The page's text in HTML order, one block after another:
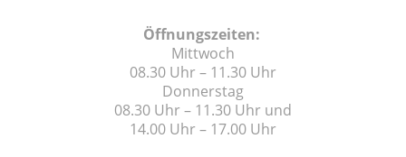
Öffnungszeiten:
Mittwoch
08.30 Uhr – 11.30 Uhr
Donnerstag
08.30 Uhr – 11.30 Uhr und
14.00 Uhr – 17.00 Uhr